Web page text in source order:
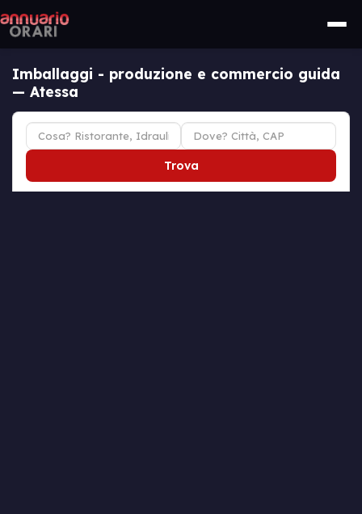
Imballaggi - produzione e commercio guida
— Atessa
Trova